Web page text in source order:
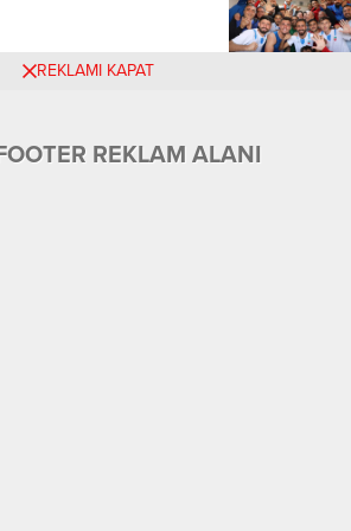
REKLAMI KAPAT
REKLAM ALANI